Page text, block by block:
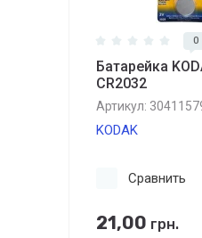
0
Батарейка
CR2032
Артикул:
KODAK
Сравнить
21,00 грн.